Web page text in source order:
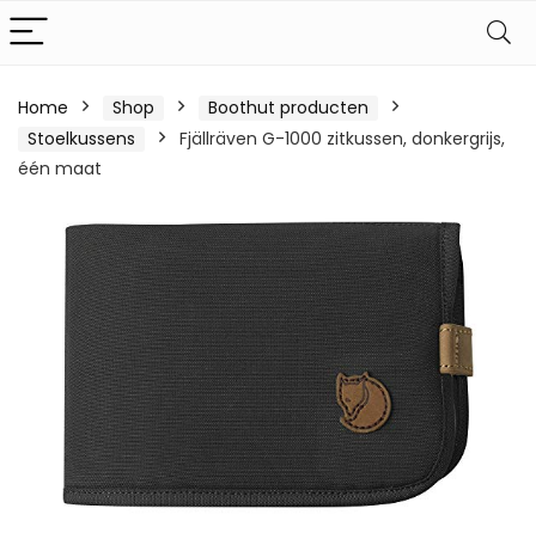
Home Shop
Boothut producten
Stoelkussens
Fjällräven G-1000 zitkussen, donkergrijs,
één maat